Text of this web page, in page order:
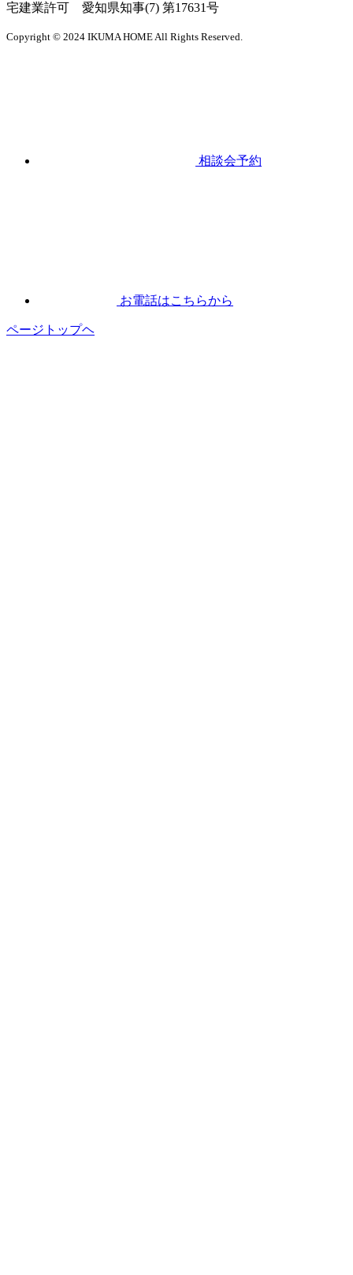
宅建業許可 愛知県知事(7) 第17631号
Copyright © 2024 IKUMA HOME All Rights Reserved.
相談会予約
お電話はこちらから
ページトップヘ